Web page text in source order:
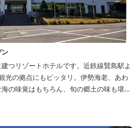
つリゾートホテルです。近鉄線賢島駅よ
光の拠点にもピッタリ。伊勢海老、あわ
の味覚はもちろん、旬の郷土の味も堪能